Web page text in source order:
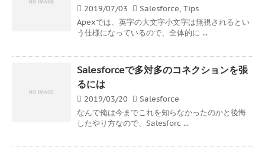
2019/07/03 Salesforce, Tips
Apexでは、英字の大文字小文字は無視されるとい
う仕様になっているので、全体的に ...
Salesforceで多対多のコネクションを張
るには
2019/03/20
Salesforce
なんで俺は今までこれを知らなかったのかと後悔
したやり方なので、Salesforc ...